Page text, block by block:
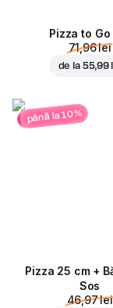
Pizza to Go
71,96 lei
de la 55,99
până la 10%
Pizza 25 cm +
Sos
46,97 lei